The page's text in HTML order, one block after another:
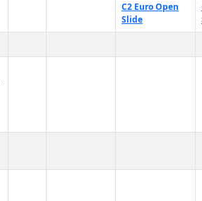
C2 Euro Open
Slide